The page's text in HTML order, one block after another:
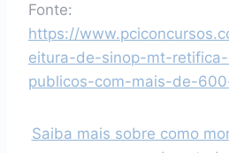
Fonte:
https://
eitura-de-sinop-mt-
publicos-com-mais-de-
Saiba mais sobre como